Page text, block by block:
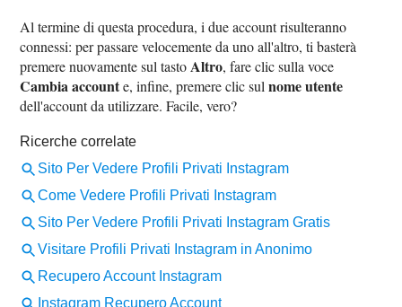
Al termine di questa procedura, i due account risulteranno
connessi: per passare velocemente da uno all'altro, ti basterà
premere nuovamente sul tasto Altro, fare clic sulla voce
Cambia accounte, infine, premere clic sulnome utente
dell'account da utilizzare. Facile, vero?